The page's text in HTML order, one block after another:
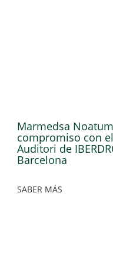
Marmedsa
compromiso con
Auditori de
Barcelona
SABER MÁS